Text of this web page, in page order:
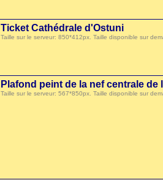
Ticket Cathédrale d'Ostuni
Taille sur le serveur: 850*412px. Taille disponible sur
Plafond peint de la nef centrale
Taille sur le serveur: 567*850px. Taille disponible sur